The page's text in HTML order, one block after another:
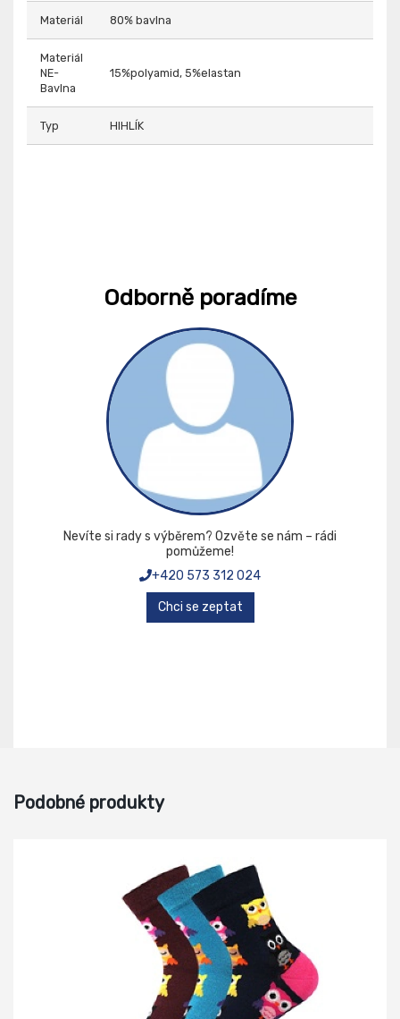
Materiál 80% bavlna
Materiál
NE-
Bavlna
15%polyamid, 5%elastan
Typ HIHLÍK
Odborně poradíme
Nevíte si rady s výběrem? Ozvěte se nám – rádi
pomůžeme!
+420 573 312 024
Chci se zeptat
Podobné produkty